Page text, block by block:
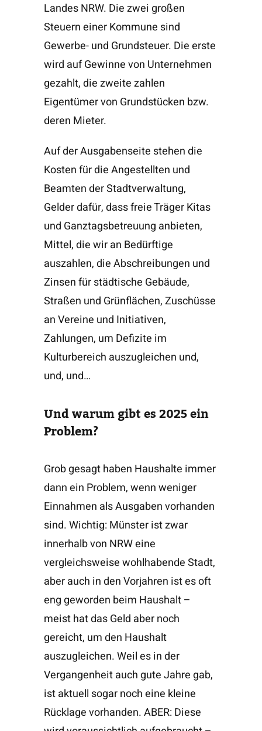
Landes NRW. Die zwei großen
Steuern einer Kommune sind
Gewerbe- und Grundsteuer. Die erste
wird auf Gewinne von Unternehmen
gezahlt, die zweite zahlen
Eigentümer von Grundstücken bzw.
deren Mieter.
Auf der Ausgabenseite stehen die
Kosten für die Angestellten und
Beamten der Stadtverwaltung,
Gelder dafür, dass freie Träger Kitas
und Ganztagsbetreuung anbieten,
Mittel, die wir an Bedürftige
auszahlen, die Abschreibungen und
Zinsen für städtische Gebäude,
Straßen und Grünflächen, Zuschüsse
an Vereine und Initiativen,
Zahlungen, um Defizite im
Kulturbereich auszugleichen und,
und, und…
Und warum gibt es 2025 ein
Problem?
Grob gesagt haben Haushalte immer
dann ein Problem, wenn weniger
Einnahmen als Ausgaben vorhanden
sind. Wichtig: Münster ist zwar
innerhalb von NRW eine
vergleichsweise wohlhabende Stadt,
aber auch in den Vorjahren ist es oft
eng geworden beim Haushalt –
meist hat das Geld aber noch
gereicht, um den Haushalt
auszugleichen. Weil es in der
Vergangenheit auch gute Jahre gab,
ist aktuell sogar noch eine kleine
Rücklage vorhanden. ABER: Diese